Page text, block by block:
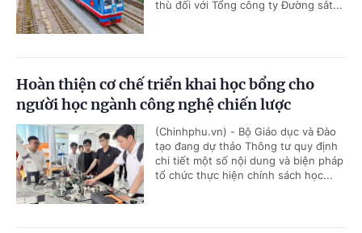
thù đối với Tổng công ty Đường sắt...
Hoàn thiện cơ chế triển khai học bổng cho
người học ngành công nghệ chiến lược
(Chinhphu.vn) - Bộ Giáo dục và Đào
tạo đang dự thảo Thông tư quy định
chi tiết một số nội dung và biện pháp
tổ chức thực hiện chính sách học...